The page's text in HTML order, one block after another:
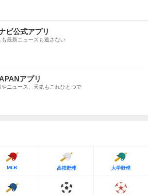
ビ公式アプリ
最新ニュースも逃さない
アプリ
やニュース、天気もこれひとつで
MLB 高校野球 大学野球